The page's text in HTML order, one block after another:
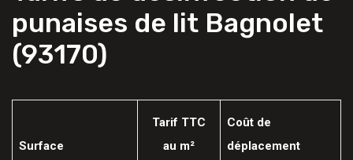
punaises de lit Bagnolet
(93170)
Surface
Tarif TTC
au m²
Coût de
déplacement